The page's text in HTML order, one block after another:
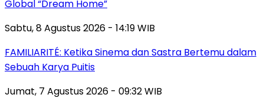
Global “Dream Home”
Sabtu, 8 Agustus 2026 - 14:19 WIB
FAMILIARITÉ: Ketika Sinema dan Sastra Bertemu dalam
Sebuah Karya Puitis
Jumat, 7 Agustus 2026 - 09:32 WIB